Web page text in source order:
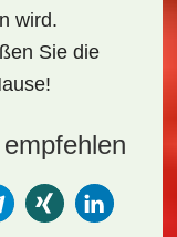
wird.
Sie die